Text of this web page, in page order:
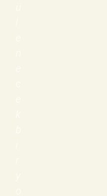
ü
l
e
n
e
c
e
k
b
i
r
y
o